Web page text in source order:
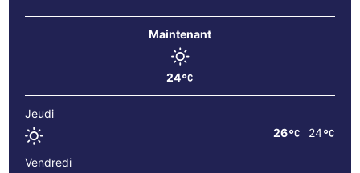
Maintenant
24
Jeudi
24
26
Vendredi